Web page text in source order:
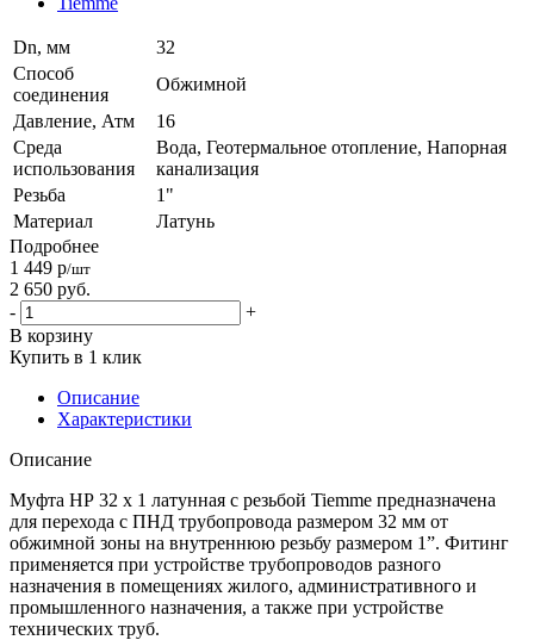
Dn, мм
32
Способ
соединения
Обжимной
Давление, Атм
16
Среда
использования
Вода, Геотермальное отопление, Напорная
канализация
Резьба
1"
Материал
Латунь
Подробнее
1 449 р/шт
2 650 руб.
-
+
В корзину
Купить в 1 клик
Описание
Характеристики
Описание
Муфта НР 32 х 1 латунная с резьбой Tiemme предназначена
для перехода с ПНД трубопровода размером 32 мм от
обжимной зоны на внутреннюю резьбу размером 1”. Фитинг
применяется при устройстве трубопроводов разного
назначения в помещениях жилого, административного и
промышленного назначения, а также при устройстве
технических труб.